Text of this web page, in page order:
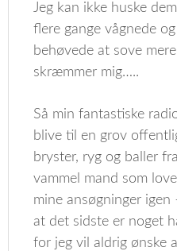
Jeg kan ikke huske
flere gange vågnede
behøvede at sove
skræmmer mig…..
Så min fantastiske
blive til en grov
bryster, ryg og baller
vammel mand som
mine ansøgninger
at det sidste er noget
for jeg vil aldrig ønske